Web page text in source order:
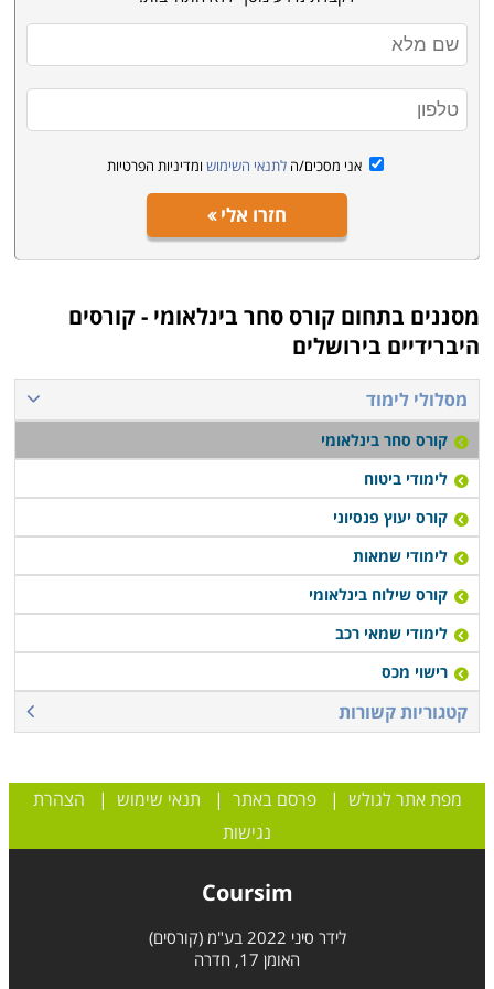
אני מסכים/ה לתנאי השימוש ומדיניות הפרטיות
חזרו אלי
מסננים בתחום קורס סחר בינלאומי - קורסים
היברידיים בירושלים
מסלולי לימוד
קורס סחר בינלאומי
לימודי ביטוח
קורס יעוץ פנסיוני
לימודי שמאות
קורס שילוח בינלאומי
לימודי שמאי רכב
רישוי מכס
קטגוריות קשורות
מפת אתר לגולש |פרסם באתר | תנאי שימוש | הצהרת
נגישות
Coursim
לידר סיני 2022 בע"מ (קורסים)
האומן 17, חדרה